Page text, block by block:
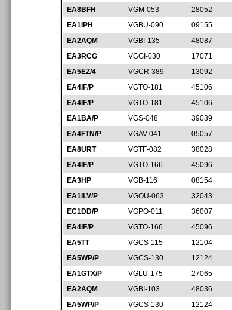
EA8BFH
VGM-053 28052
EA1IPH
VGBU-090 09155
EA2AQM
VGBI-135 48087
EA3RCG
VGGI-030 17071
EA5EZ/4
VGCR-389 13092
EA4IF/P
VGTO-181 45106
EA4IF/P
VGTO-181 45106
EA1BA/P
VGS-048 39039
EA4FTN/P
VGAV-041 05057
EA8URT
VGTF-082 38028
EA4IF/P
VGTO-166 45096
EA3HP
VGB-116 08154
EA1ILV/P
VGOU-063 32043
EC1DD/P
VGPO-011 36007
EA4IF/P
VGTO-166 45096
EA5TT
VGCS-115 12104
EA5WP/P
VGCS-130 12124
EA1GTX/P
VGLU-175 27065
EA2AQM
VGBI-103 48036
EA5WP/P
VGCS-130 12124